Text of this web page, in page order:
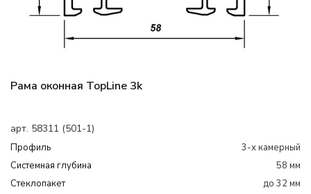
Рама оконная TopLine 3k
арт. 58311 (501-1)
Профиль
3-х камерный
Системная глубина
58 мм
Cтеклопакет
до 32 мм